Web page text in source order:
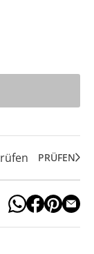
PRÜFEN